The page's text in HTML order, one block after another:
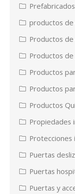
productos de
Productos
Productos de
Productos
Productos
Productos
Propiedades
Protecciones
Puertas
Puertas
Puertas y